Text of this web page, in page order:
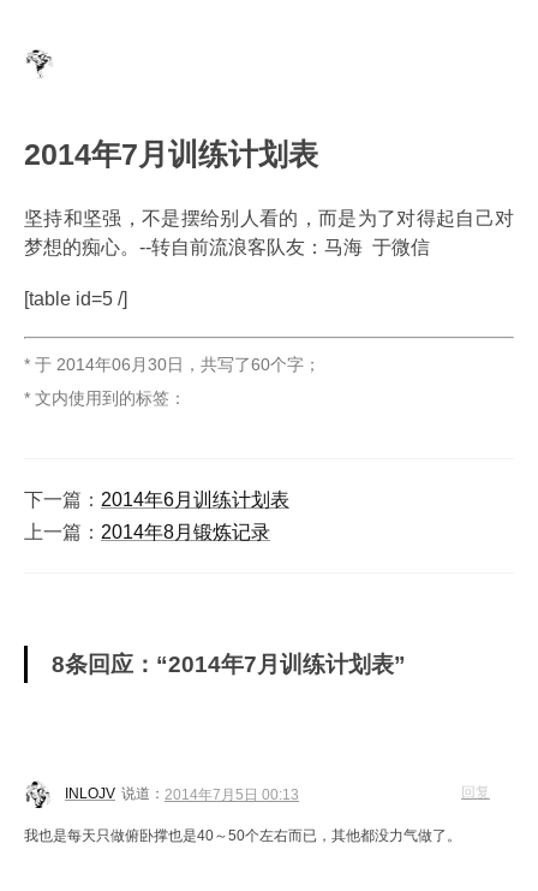
2014年7月训练计划表
坚持和坚强，不是摆给别人看的，而是为了对得起自己对
梦想的痴心。--转自前流浪客队友：马海 于微信
[table id=5 /]
* 于 2014年06月30日 ， 共写了60个字 ；
* 文内使用到的标签：
下一篇： 2014年6月训练计划表
上一篇： 2014年8月锻炼记录
8条回应：“2014年7月训练计划表”
INLOJV 说道： 2014年7月5日 00:13
我也是每天只做俯卧撑也是40～50个左右而已，其他都没力气做了。
回复